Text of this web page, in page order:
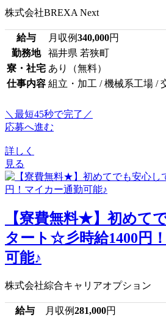
株式会社BREXA Next
給与 月収例340,000円
勤務地
福井県 若狭町
寮・社宅 あり（無料）
仕事内容 組立・加工 / 機械系工場 /
＼最短45秒で完了／
応募へ進む
詳しく
見る
【寮費無料★】初めて
タート☆彡時給1400円
可能♪
株式会社綜合キャリアオプション
給与 月収例281,000円